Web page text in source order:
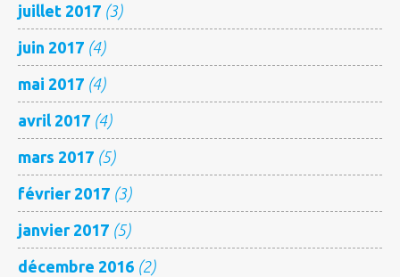
juillet 2017 (3)
juin 2017 (4)
mai 2017 (4)
avril 2017 (4)
mars 2017 (5)
février 2017 (3)
janvier 2017 (5)
décembre 2016 (2)